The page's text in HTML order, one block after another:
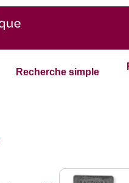
Recherche simple